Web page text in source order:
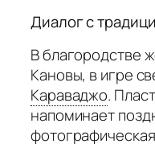
Диалог с
В благородстве
Кановы, в игре
Караваджо.
напоминает